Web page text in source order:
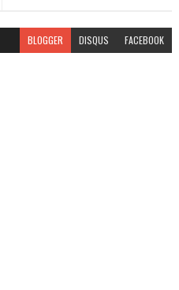
BLOGGER DISQUS FACEBOOK